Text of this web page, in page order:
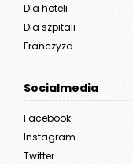
Dla hoteli
Dla szpitali
Franczyza
Socialmedia
Facebook
Instagram
Twitter